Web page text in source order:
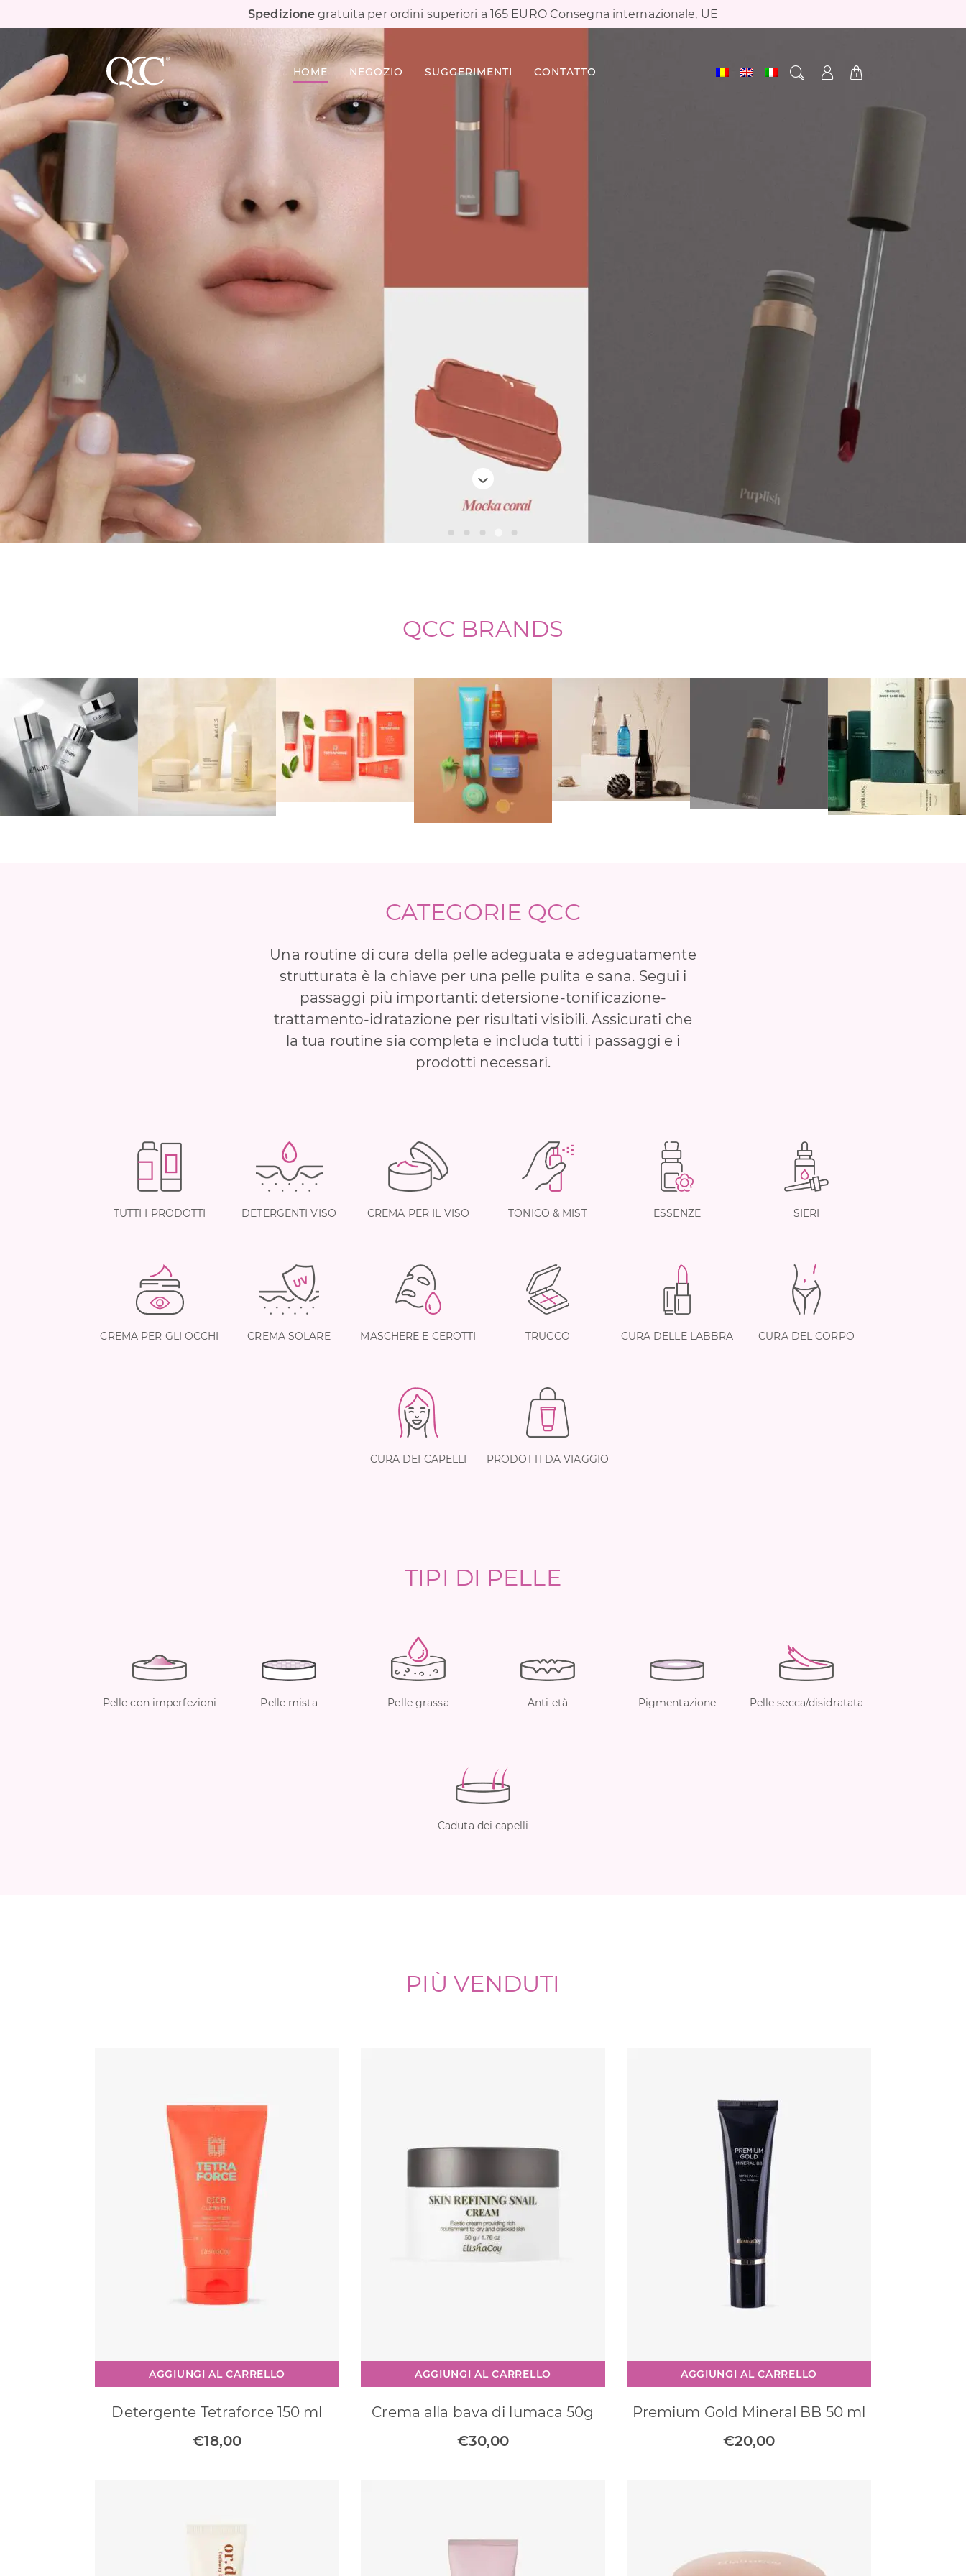
Spedizione gratuita per ordini superiori a 165 EURO Consegna internazionale, UE
HOME NEGOZIO SUGGERIMENTI CONTATTO 1
QCC BRANDS
CATEGORIE QCC
Una routine di cura della pelle adeguata e adeguatamente
strutturata è la chiave per una pelle pulita e sana. Segui i
passaggi più importanti: detersione-tonificazione-
trattamento-idratazione per risultati visibili. Assicurati che
la tua routine sia completa e includa tutti i passaggi e i
prodotti necessari.
TUTTI I PRODOTTI DETERGENTI VISO CREMA PER IL VISO TONICO & MIST ESSENZE SIERI
CREMA PER GLI OCCHI CREMA SOLARE MASCHERE E CEROTTI TRUCCO CURA DELLE LABBRA CURA DEL CORPO
CURA DEI CAPELLI PRODOTTI DA VIAGGIO
TIPI DI PELLE
Pelle con imperfezioni Pelle mista Pelle grassa Anti-età Pigmentazione Pelle secca/disidratata
Caduta dei capelli
PIÙ VENDUTI
AGGIUNGI AL CARRELLO
Detergente Tetraforce 150 ml
€18,00
AGGIUNGI AL CARRELLO
Crema alla bava di lumaca 50g
€30,00
AGGIUNGI AL CARRELLO
Premium Gold Mineral BB 50 ml
€20,00